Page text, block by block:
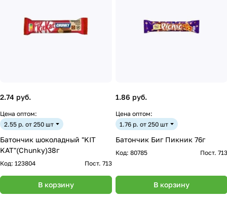
2.74 руб.
Цена оптом:
2.55 р. от 250 шт
Батончик шоколадный "KIT
KAT"(Chunky)38г
Код: 123804 Пост. 713
В корзину
1.86 руб.
Цена оптом:
1.76 р. от 250 шт
Батончик Биг Пикник 76г
Код: 80785 Пост. 713
В корзину